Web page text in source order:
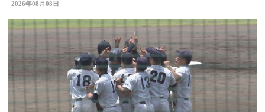
2026年08月08日